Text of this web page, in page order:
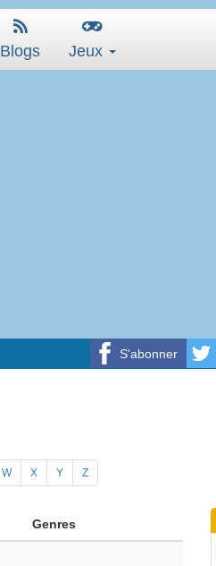
Blogs Jeux
S'abonner
W X Y Z
Genres